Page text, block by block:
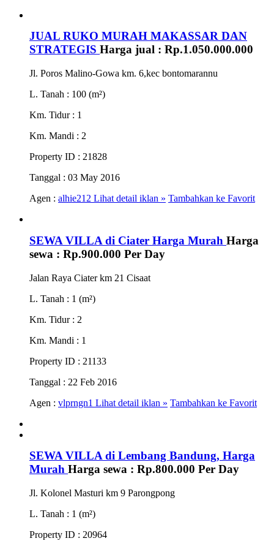
JUAL RUKO MURAH MAKASSAR DAN
STRATEGIS Harga jual : Rp.1.050.000.000
Jl. Poros Malino-Gowa km. 6,kec bontomarannu
L. Tanah : 100 (m²)
Km. Tidur : 1
Km. Mandi : 2
Property ID : 21828
Tanggal : 03 May 2016
Agen : alhie212 Lihat detail iklan » Tambahkan ke Favorit
SEWA VILLA di Ciater Harga Murah Harga
sewa : Rp.900.000 Per Day
Jalan Raya Ciater km 21 Cisaat
L. Tanah : 1 (m²)
Km. Tidur : 2
Km. Mandi : 1
Property ID : 21133
Tanggal : 22 Feb 2016
Agen : vlprngn1 Lihat detail iklan » Tambahkan ke Favorit
SEWA VILLA di Lembang Bandung, Harga
Murah Harga sewa : Rp.800.000 Per Day
Jl. Kolonel Masturi km 9 Parongpong
L. Tanah : 1 (m²)
Property ID : 20964